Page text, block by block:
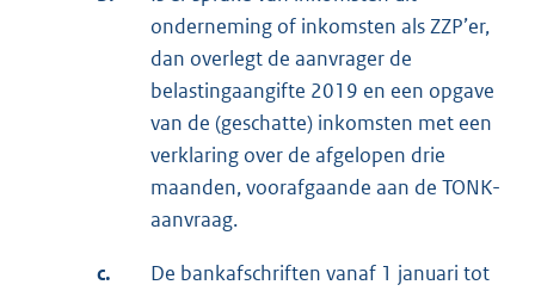
onderneming of inkomsten als ZZP’er,
dan overlegt de aanvrager de
belastingaangifte 2019 en een opgave
van de (geschatte) inkomsten met een
verklaring over de afgelopen drie
maanden, voorafgaande aan de TONK-
aanvraag.
c.
De bankafschriften vanaf 1 januari tot